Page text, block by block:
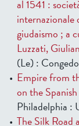
al 1541 :
internazionale
giudaismo ; a
Luzzati,
(Le) :
Empire from
on the
Philadelphia :
The Silk Road